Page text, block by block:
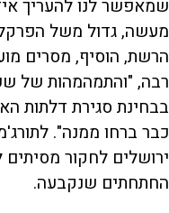
שמאפשר לנו להעריך
מעשה, גדול משל
הרשת, הוסיף, מסרים
רבה, "והתמהמהות של
בבחינת סגירת דלתות
כבר ברחו ממנה".
ירושלים לחקור
החתחתים שנקבעה.